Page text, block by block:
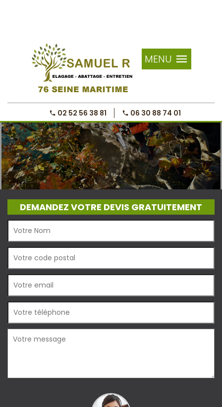
MENU
02 52 56 38 81 06 30 88 74 01
DEMANDEZ VOTRE DEVIS GRATUITEMENT